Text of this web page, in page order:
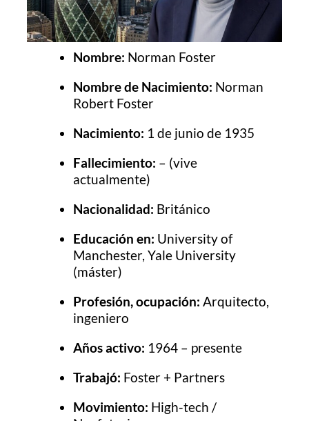
Nombre: Norman Foster
Nombre de Nacimiento: Norman
Robert Foster
Nacimiento: 1 de junio de 1935
Fallecimiento: – (vive
actualmente)
Nacionalidad: Británico
Educación en: University of
Manchester, Yale University
(máster)
Profesión, ocupación: Arquitecto,
ingeniero
Años activo: 1964 – presente
Trabajó: Foster + Partners
Movimiento: High-tech /